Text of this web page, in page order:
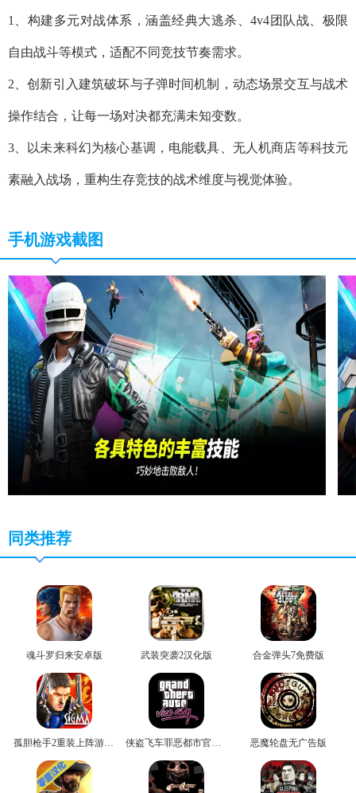
1、构建多元对战体系，涵盖经典大逃杀、4v4团队战、极限
自由战斗等模式，适配不同竞技节奏需求。
2、创新引入建筑破坏与子弹时间机制，动态场景交互与战术
操作结合，让每一场对决都充满未知变数。​
3、以未来科幻为核心基调，电能载具、无人机商店等科技元
素融入战场，重构生存竞技的战术维度与视觉体验。​
手机游戏截图
同类推荐
魂斗罗归来安卓版 武装突袭2汉化版 合金弹头7免费版
恶魔轮盘无广告版